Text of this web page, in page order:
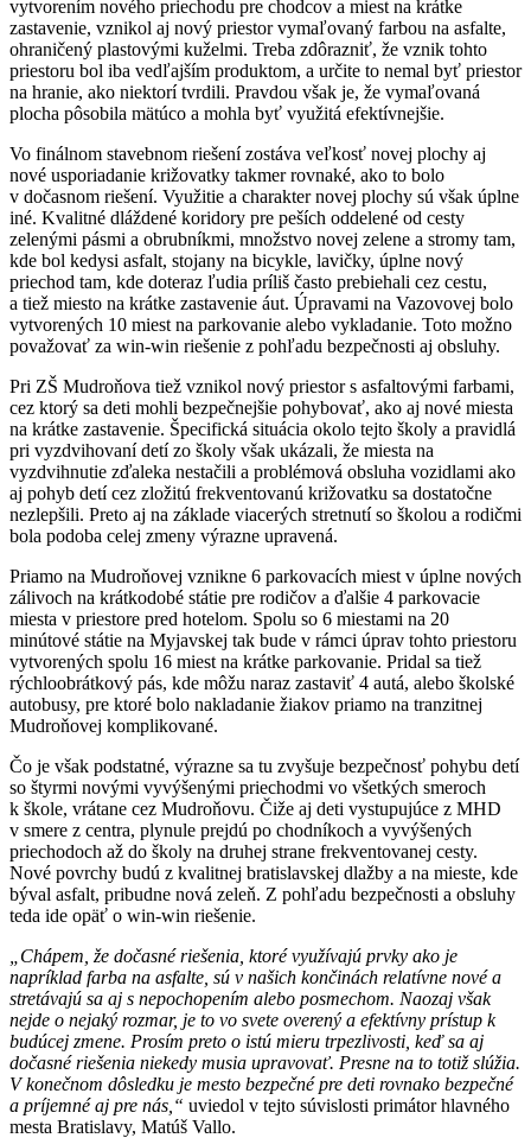
vytvorením nového priechodu pre chodcov a miest na krátke
zastavenie, vznikol aj nový priestor vymaľovaný farbou na asfalte,
ohraničený plastovými kuželmi. Treba zdôrazniť, že vznik tohto
priestoru bol iba vedľajším produktom, a určite to nemal byť priestor
na hranie, ako niektorí tvrdili. Pravdou však je, že vymaľovaná
plocha pôsobila mätúco a mohla byť využitá efektívnejšie.
Vo finálnom stavebnom riešení zostáva veľkosť novej plochy aj
nové usporiadanie križovatky takmer rovnaké, ako to bolo
v dočasnom riešení. Využitie a charakter novej plochy sú však úplne
iné. Kvalitné dláždené koridory pre peších oddelené od cesty
zelenými pásmi a obrubníkmi, množstvo novej zelene a stromy tam,
kde bol kedysi asfalt, stojany na bicykle, lavičky, úplne nový
priechod tam, kde doteraz ľudia príliš často prebiehali cez cestu,
a tiež miesto na krátke zastavenie áut. Úpravami na Vazovovej bolo
vytvorených 10 miest na parkovanie alebo vykladanie. Toto možno
považovať za win-win riešenie z pohľadu bezpečnosti aj obsluhy.
Pri ZŠ Mudroňova tiež vznikol nový priestor s asfaltovými farbami,
cez ktorý sa deti mohli bezpečnejšie pohybovať, ako aj nové miesta
na krátke zastavenie. Špecifická situácia okolo tejto školy a pravidlá
pri vyzdvihovaní detí zo školy však ukázali, že miesta na
vyzdvihnutie zďaleka nestačili a problémová obsluha vozidlami ako
aj pohyb detí cez zložitú frekventovanú križovatku sa dostatočne
nezlepšili. Preto aj na základe viacerých stretnutí so školou a rodičmi
bola podoba celej zmeny výrazne upravená.
Priamo na Mudroňovej vznikne 6 parkovacích miest v úplne nových
zálivoch na krátkodobé státie pre rodičov a ďalšie 4 parkovacie
miesta v priestore pred hotelom. Spolu so 6 miestami na 20
minútové státie na Myjavskej tak bude v rámci úprav tohto priestoru
vytvorených spolu 16 miest na krátke parkovanie. Pridal sa tiež
rýchloobrátkový pás, kde môžu naraz zastaviť 4 autá, alebo školské
autobusy, pre ktoré bolo nakladanie žiakov priamo na tranzitnej
Mudroňovej komplikované.
Čo je však podstatné, výrazne sa tu zvyšuje bezpečnosť pohybu detí
so štyrmi novými vyvýšenými priechodmi vo všetkých smeroch
k škole, vrátane cez Mudroňovu. Čiže aj deti vystupujúce z MHD
v smere z centra, plynule prejdú po chodníkoch a vyvýšených
priechodoch až do školy na druhej strane frekventovanej cesty.
Nové povrchy budú z kvalitnej bratislavskej dlažby a na mieste, kde
býval asfalt, pribudne nová zeleň. Z pohľadu bezpečnosti a obsluhy
teda ide opäť o win-win riešenie.
„Chápem, že dočasné riešenia, ktoré využívajú prvky ako je
napríklad farba na asfalte, sú v našich končinách relatívne nové a
stretávajú sa aj s nepochopením alebo posmechom. Naozaj však
nejde o nejaký rozmar, je to vo svete overený a efektívny prístup k
budúcej zmene. Prosím preto o istú mieru trpezlivosti, keď sa aj
dočasné riešenia niekedy musia upravovať. Presne na to totiž slúžia.
V konečnom dôsledku je mesto bezpečné pre deti rovnako bezpečné
a príjemné aj pre nás,“ uviedol v tejto súvislosti primátor hlavného
mesta Bratislavy, Matúš Vallo.